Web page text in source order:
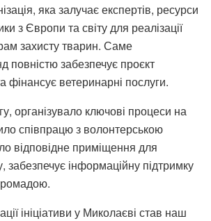
яка залучає експертів, ресурси
з Європи та світу для реалізації
захисту тварин. Саме
повністю забезпечує проєкт
фінансує ветеринарні послуги.
організувало ключові процеси на
співпрацю з волонтерською
відповідне приміщення для
забезпечує інформаційну підтримку
ініціативи у Миколаєві став наш